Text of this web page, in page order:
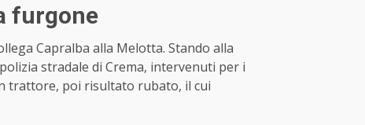
furgone
Capralba alla Melotta. Stando alla
stradale di Crema, intervenuti per i
trattore, poi risultato rubato, il cui